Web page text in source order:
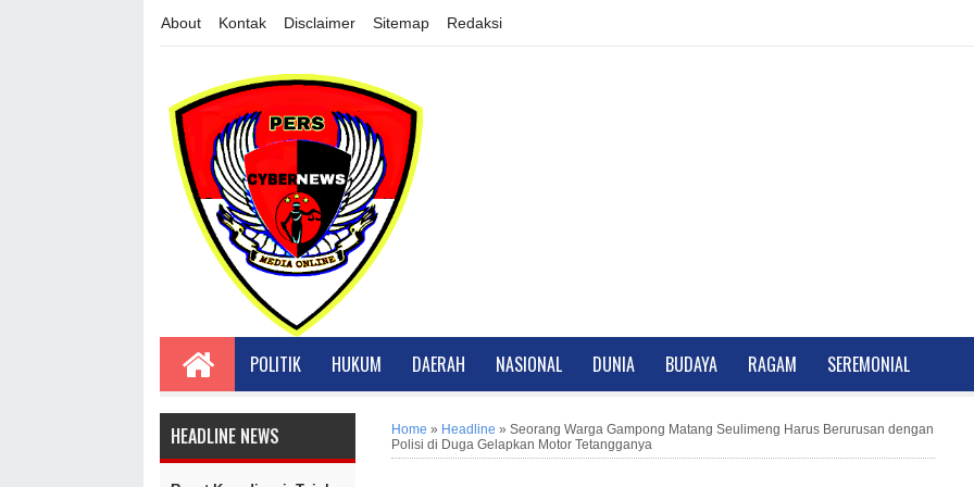
About Kontak Disclaimer Sitemap Redaksi
POLITIK HUKUM DAERAH NASIONAL DUNIA BUDAYA RAGAM SEREMONIAL
HEADLINE NEWS Home » Headline » Seorang Warga Gampong Matang Seulimeng Harus Berurusan dengan
Polisi di Duga Gelapkan Motor Tetangganya